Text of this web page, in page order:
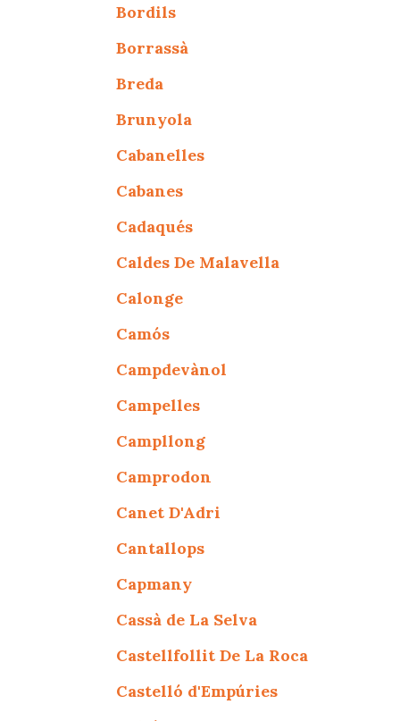
Bordils
Borrassà
Breda
Brunyola
Cabanelles
Cabanes
Cadaqués
Caldes De Malavella
Calonge
Camós
Campdevànol
Campelles
Campllong
Camprodon
Canet D'Adri
Cantallops
Capmany
Cassà de La Selva
Castellfollit De La Roca
Castelló d'Empúries